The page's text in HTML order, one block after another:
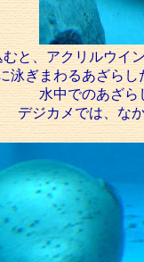
と、アクリルウイ
泳ぎまわるあざら
水中でのあざら
デジカメでは、な